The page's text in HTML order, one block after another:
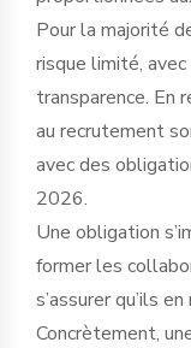
Pour la majorité
risque limité,
transparence. En
au recrutement
avec des
2026.
Une obligation
former les
s’assurer qu’ils
Concrètement,